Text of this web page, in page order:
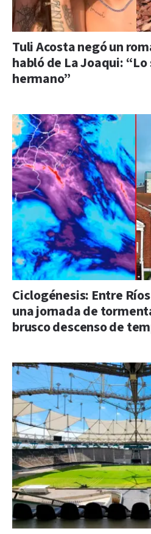
Tuli Acosta negó un
habló de La Joaqui:
hermano”
Ciclogénesis: Entre
una jornada de
brusco descenso de